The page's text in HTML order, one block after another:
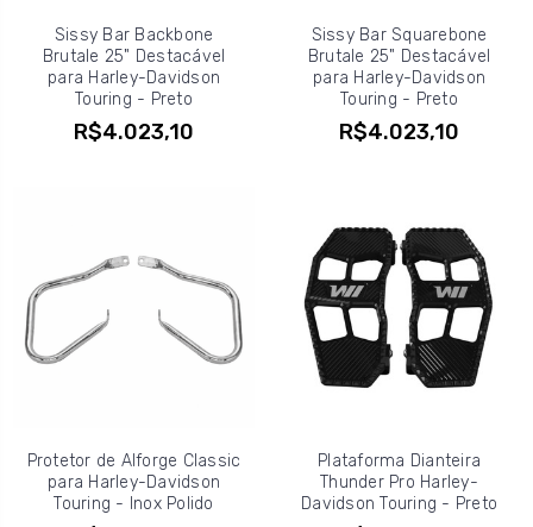
Sissy Bar Backbone
Brutale 25" Destacável
para Harley-Davidson
Touring - Preto
R$4.023,10
Sissy Bar Squarebone
Brutale 25" Destacável
para Harley-Davidson
Touring - Preto
R$4.023,10
Protetor de Alforge Classic
para Harley-Davidson
Touring - Inox Polido
Plataforma Dianteira
Thunder Pro Harley-
Davidson Touring - Preto